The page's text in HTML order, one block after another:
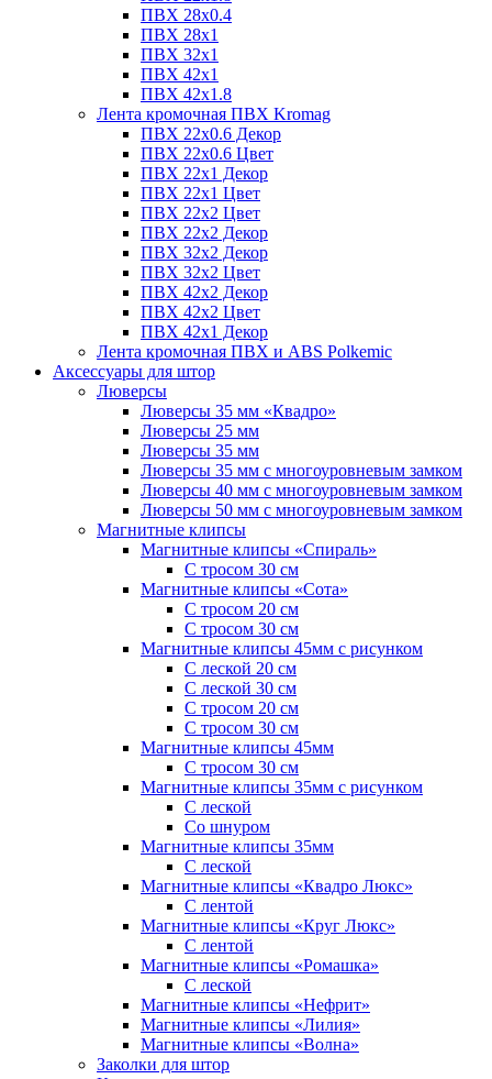
ПВХ 28х0.4
ПВХ 28х1
ПВХ 32x1
ПВХ 42х1
ПВХ 42х1.8
Лента кромочная ПВХ Kromag
ПВХ 22x0.6 Декор
ПВХ 22x0.6 Цвет
ПВХ 22x1 Декор
ПВХ 22x1 Цвет
ПВХ 22x2 Цвет
ПВХ 22x2 Декор
ПВХ 32x2 Декор
ПВХ 32x2 Цвет
ПВХ 42x2 Декор
ПВХ 42x2 Цвет
ПВХ 42x1 Декор
Лента кромочная ПВХ и ABS Polkemic
Аксессуары для штор
Люверсы
Люверсы 35 мм «Квадро»
Люверсы 25 мм
Люверсы 35 мм
Люверсы 35 мм с многоуровневым замком
Люверсы 40 мм с многоуровневым замком
Люверсы 50 мм с многоуровневым замком
Магнитные клипсы
Магнитные клипсы «Спираль»
С тросом 30 см
Магнитные клипсы «Сота»
С тросом 20 см
С тросом 30 см
Магнитные клипсы 45мм с рисунком
С леской 20 см
С леской 30 см
С тросом 20 см
С тросом 30 см
Магнитные клипсы 45мм
С тросом 30 см
Магнитные клипсы 35мм с рисунком
С леской
Со шнуром
Магнитные клипсы 35мм
С леской
Магнитные клипсы «Квадро Люкс»
С лентой
Магнитные клипсы «Круг Люкс»
С лентой
Магнитные клипсы «Ромашка»
С леской
Магнитные клипсы «Нефрит»
Магнитные клипсы «Лилия»
Магнитные клипсы «Волна»
Заколки для штор